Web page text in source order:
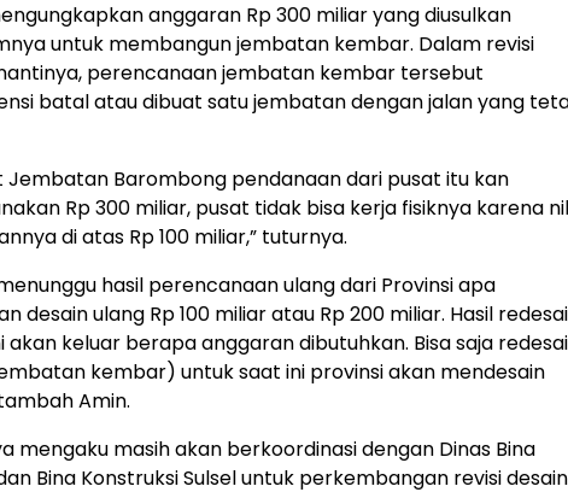
anggaran Rp 300 miliar yang diusulkan
untuk membangun jembatan kembar. Dalam revisi
perencanaan jembatan kembar tersebut
batal atau dibuat satu jembatan dengan jalan yang
Jembatan Barombong pendanaan dari pusat itu kan
Rp 300 miliar, pusat tidak bisa kerja fisiknya karena
di atas Rp 100 miliar,” tuturnya.
hasil perencanaan ulang dari Provinsi apa
desain ulang Rp 100 miliar atau Rp 200 miliar. Hasil
akan keluar berapa anggaran dibutuhkan. Bisa saja
kembar) untuk saat ini provinsi akan mendesain
Amin.
mengaku masih akan berkoordinasi dengan Dinas Bina
Bina Konstruksi Sulsel untuk perkembangan revisi desain